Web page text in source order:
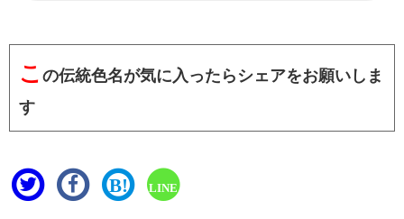
こ の伝統色名が気に入ったらシェアをお願いしま
す
B! LINE